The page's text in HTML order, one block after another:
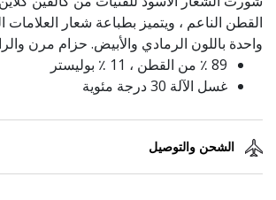
القطن الناعم ، ويتميز بطباعة شعار
واحدة باللون الرمادي والأبيض. حزام مرن
89 ٪ من القطن ، 11 ٪ بوليستر
غسل الآلة 30 درجة مئوية
الشحن والتوصيل